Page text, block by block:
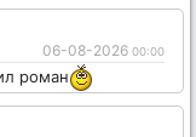
06-08-2026 00:00
роман